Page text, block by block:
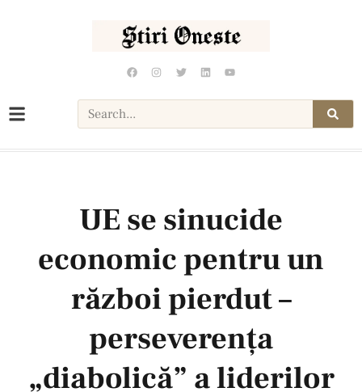
UE se sinucide
economic pentru un
război pierdut –
perseverența
„diabolică” a liderilor